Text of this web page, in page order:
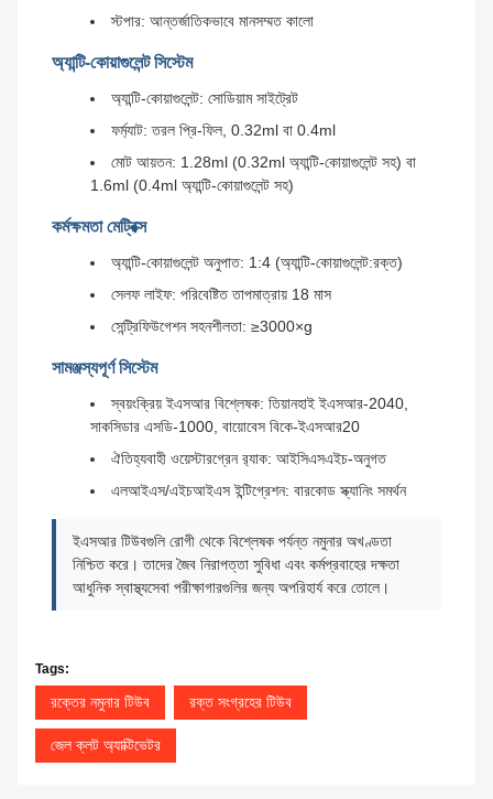
স্টপার: আন্তর্জাতিকভাবে মানসম্মত কালো
অ্যান্টি-কোয়াগুলেন্ট সিস্টেম
অ্যান্টি-কোয়াগুলেন্ট: সোডিয়াম সাইট্রেট
ফর্ম্যাট: তরল প্রি-ফিল, 0.32ml বা 0.4ml
মোট আয়তন: 1.28ml (0.32ml অ্যান্টি-কোয়াগুলেন্ট সহ) বা
1.6ml (0.4ml অ্যান্টি-কোয়াগুলেন্ট সহ)
কর্মক্ষমতা মেট্রিক্স
অ্যান্টি-কোয়াগুলেন্ট অনুপাত: 1:4 (অ্যান্টি-কোয়াগুলেন্ট:রক্ত)
সেলফ লাইফ: পরিবেষ্টিত তাপমাত্রায় 18 মাস
সেন্ট্রিফিউগেশন সহনশীলতা: ≥3000×g
সামঞ্জস্যপূর্ণ সিস্টেম
স্বয়ংক্রিয় ইএসআর বিশ্লেষক: তিয়ানহাই ইএসআর-2040,
সাকসিডার এসডি-1000, বায়োবেস বিকে-ইএসআর20
ঐতিহ্যবাহী ওয়েস্টারগ্রেন র‍্যাক: আইসিএসএইচ-অনুগত
এলআইএস/এইচআইএস ইন্টিগ্রেশন: বারকোড স্ক্যানিং সমর্থন
ইএসআর টিউবগুলি রোগী থেকে বিশ্লেষক পর্যন্ত নমুনার অখণ্ডতা
নিশ্চিত করে। তাদের জৈব নিরাপত্তা সুবিধা এবং কর্মপ্রবাহের দক্ষতা
আধুনিক স্বাস্থ্যসেবা পরীক্ষাগারগুলির জন্য অপরিহার্য করে তোলে।
Tags:
রক্তের নমুনার টিউব রক্ত সংগ্রহের টিউব
জেল ক্লট অ্যাক্টিভেটর